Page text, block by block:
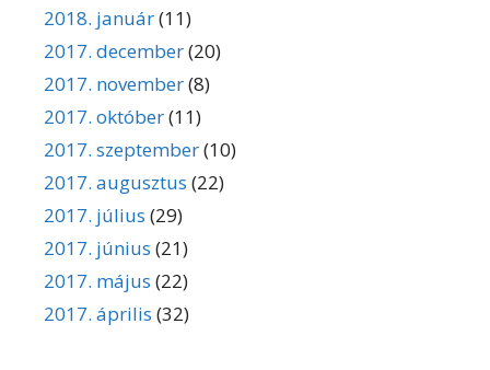
2018. január(11)
2017. december(20)
2017. november(8)
2017. október(11)
2017. szeptember(10)
2017. augusztus (22)
2017. július (29)
2017. június (21)
2017. május (22)
2017. április (32)